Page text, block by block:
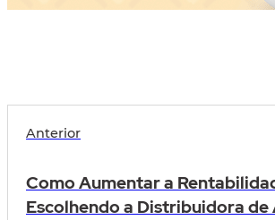
Anterior
Como Aumentar a
Escolhendo a Distribuidora de